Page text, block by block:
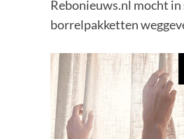
Rebonieuws.nl mocht
borrelpakketten